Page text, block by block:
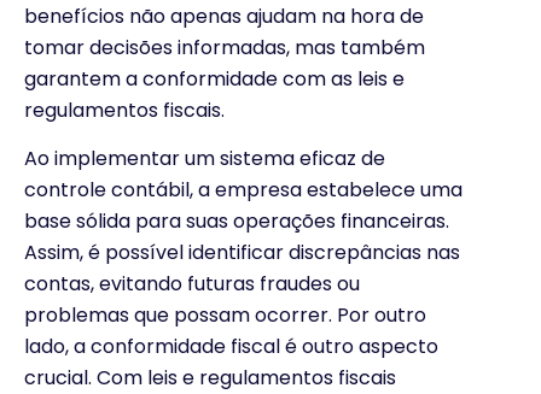
benefícios não apenas ajudam na hora de
tomar decisões informadas, mas também
garantem a conformidade com as leis e
regulamentos fiscais.
Ao implementar um sistema eficaz de
controle contábil, a empresa estabelece uma
base sólida para suas operações financeiras.
Assim, é possível identificar discrepâncias nas
contas, evitando futuras fraudes ou
problemas que possam ocorrer. Por outro
lado, a conformidade fiscal é outro aspecto
crucial. Com leis e regulamentos fiscais